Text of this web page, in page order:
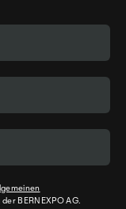
der BERNEXPO AG.